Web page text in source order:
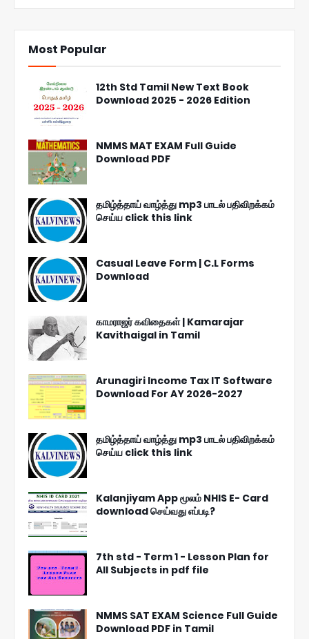
Most Popular
12th Std Tamil New Text Book
Download 2025 - 2026 Edition
NMMS MAT EXAM Full Guide
Download PDF
தமிழ்த்தாய் வாழ்த்து mp3 பாடல் பதிவிறக்கம்
செய்ய click this link
Casual Leave Form | C.L Forms
Download
காமராஜர் கவிதைகள் | Kamarajar
Kavithaigal in Tamil
Arunagiri Income Tax IT Software
Download For AY 2026-2027
தமிழ்த்தாய் வாழ்த்து mp3 பாடல் பதிவிறக்கம்
செய்ய click this link
Kalanjiyam App மூலம் NHIS E- Card
download செய்வது எப்படி?
7th std - Term 1 - Lesson Plan for
All Subjects in pdf file
NMMS SAT EXAM Science Full Guide
Download PDF in Tamil